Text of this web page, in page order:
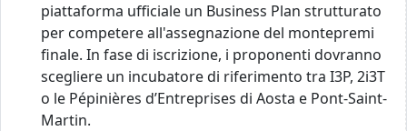
piattaforma ufficiale un Business Plan strutturato
per competere all'assegnazione del montepremi
finale. In fase di iscrizione, i proponenti dovranno
scegliere un incubatore di riferimento tra I3P, 2i3T
o le Pépinières d’Entreprises di Aosta e Pont-Saint-
Martin.